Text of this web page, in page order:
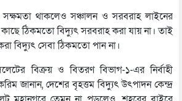
সক্ষমতা থাকলেও সঞ্চালন ও সরবরাহ লাইনের
ঠিকমতো বিদ্যুৎ সরবরাহ করা যায় না। তাই
বিদ্যুৎ সেবা ঠিকমতো পান না।
বিক্রয় ও বিতরণ বিভাগ-১-এর নির্বাহী
জানান, দেশের বৃহত্তম বিদ্যুৎ উৎপাদন কেন্দ্র